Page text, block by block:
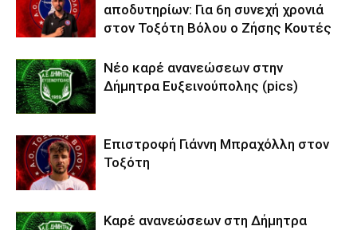
αποδυτηρίων: Για 6η συνεχή χρονιά
στον Τοξότη Βόλου ο Ζήσης Κουτές
Νέο καρέ ανανεώσεων στην
Δήμητρα Ευξεινούπολης (pics)
Επιστροφή Γιάννη Μπραχόλλη στον
Τοξότη
Καρέ ανανεώσεων στη Δήμητρα